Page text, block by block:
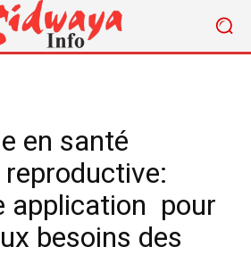
en santé
application pour
besoins des